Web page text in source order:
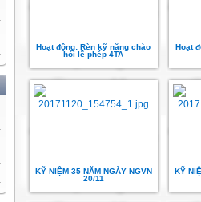
Hoạt động: Rèn kỹ năng chào
hỏi lễ phép 4TA
Hoạt
KỸ NIỆM 35 NĂM NGÀY NGVN
20/11
KỸ